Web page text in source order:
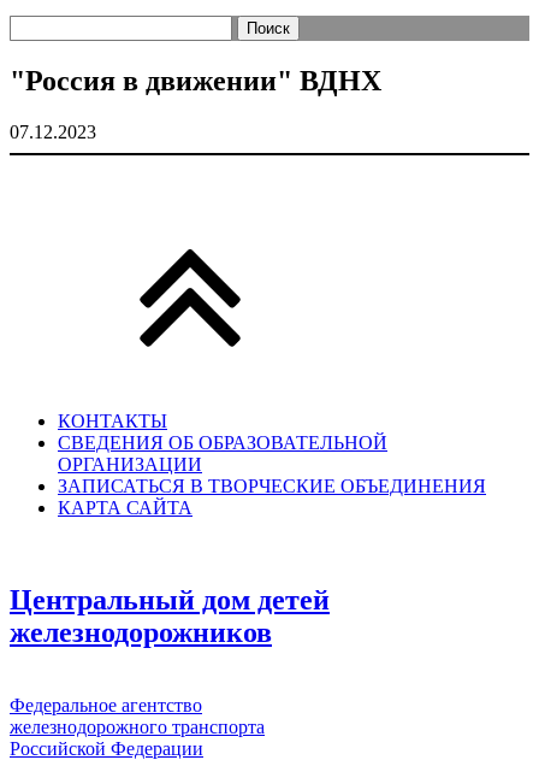
"Россия в движении" ВДНХ
07.12.2023
КОНТАКТЫ
СВЕДЕНИЯ ОБ ОБРАЗОВАТЕЛЬНОЙ
ОРГАНИЗАЦИИ
ЗАПИСАТЬСЯ В ТВОРЧЕСКИЕ ОБЪЕДИНЕНИЯ
КАРТА САЙТА
Центральный дом детей
железнодорожников
Федеральное агентство
железнодорожного транспорта
Российской Федерации